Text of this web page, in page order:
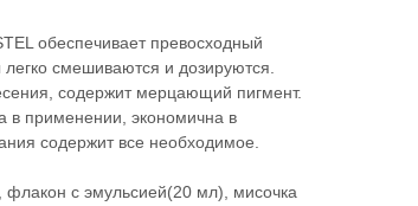
обеспечивает превосходный
смешиваются и дозируются.
содержит мерцающий пигмент.
в применении, экономична в
содержит все необходимое.
флакон с эмульсией(20 мл), мисочка